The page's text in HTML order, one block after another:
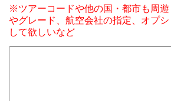
※ツアーコードや他の国・都市も周
やグレード、航空会社の指定、オプ
して欲しいなど